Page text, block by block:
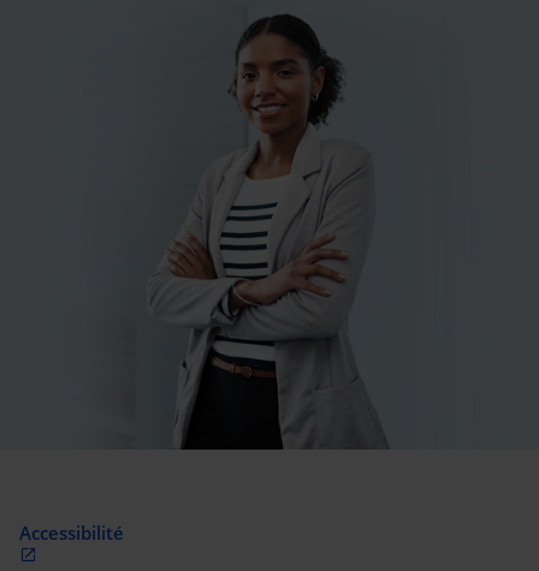
Accessibilité